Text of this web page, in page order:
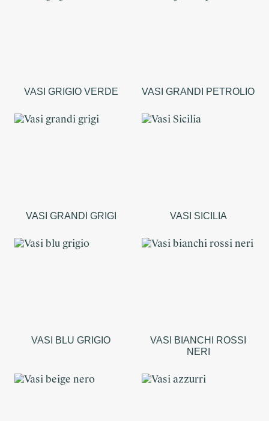
VASI GRIGIO VERDE VASI GRANDI PETROLIO
VASI GRANDI GRIGI VASI SICILIA
VASI BLU GRIGIO
VASI BIANCHI ROSSI
NERI